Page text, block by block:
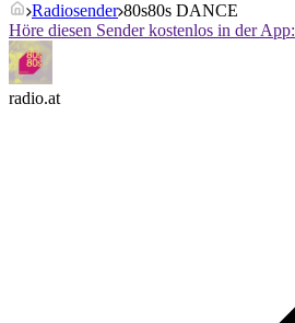
Radiosender 80s80s DANCE
Höre diesen Sender kostenlos in der App:
radio.at